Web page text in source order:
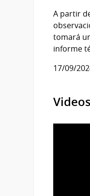
A partir
tomará
informe
17/09/
Videos